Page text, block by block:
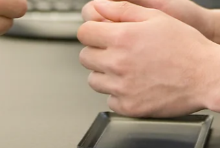
無我夢中で2時間。気づけば日は沈み、部屋はす
かり真っ暗。 テレビの灯りを頼りに、最後の1個
ようやく剥き終えた頃には、すでに体力も気力も
尽き果てていました。 その日の夕飯は、栗ご飯と
お味噌汁のみ。 でも、自分で剥いた栗のほっくり
した甘みは、何よりのご褒美でした。 思えば、母
はいつもこの「20個」を、まるで呼吸をするよう
にサクサクと剥いています。 しかもその後、しっ
かりおかずまで並べている